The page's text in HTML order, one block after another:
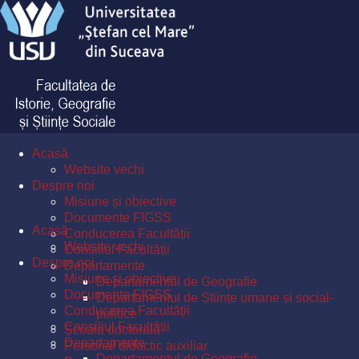
Acasă
Website vechi
Despre noi
Misiune și obiective
Documente FIGSS
Conducerea Facultății
Consiliul Facultății
Departamente
Departamentul de Geografie
Departamentul de Științe umane și social-
politice
Școala doctorală
Personal didactic auxiliar
Acasă
Website vechi
Despre noi
Misiune și obiective
Documente FIGSS
Conducerea Facultății
Consiliul Facultății
Departamente